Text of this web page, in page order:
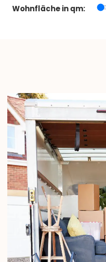
Wohnfläche in qm: